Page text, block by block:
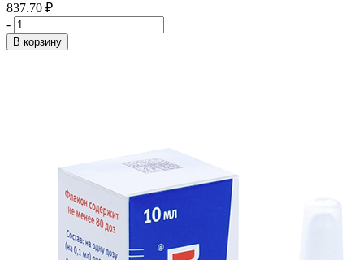
837.70 ₽
-
+
В корзину